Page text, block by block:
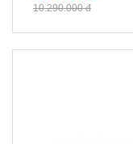
10.290.000 đ